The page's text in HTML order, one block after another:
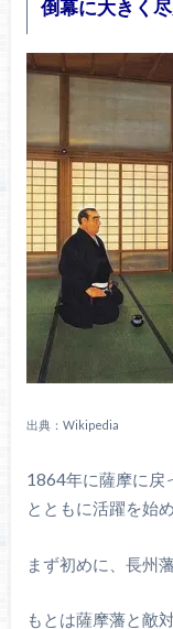
倒幕に大きく
出典：Wikipedia
1864年に薩摩に戻
とともに活躍を始
まず初めに、長州
もとは薩摩藩と敵